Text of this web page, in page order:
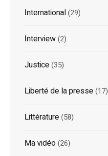
International(29)
Interview(2)
Justice(35)
Liberté de la presse(17)
Littérature(58)
Ma vidéo(26)